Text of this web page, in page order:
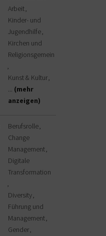
Arbeit
Kinder- und
Jugendhilfe
Kirchen und
Religionsgemeinschaften
Kunst & Kultur
... (mehr
anzeigen)
Berufsrolle
Change
Management
Digitale
Transformation
Diversity
Führung und
Management
Gender